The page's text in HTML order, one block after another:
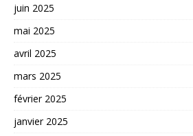
juin 2025
mai 2025
avril 2025
mars 2025
février 2025
janvier 2025